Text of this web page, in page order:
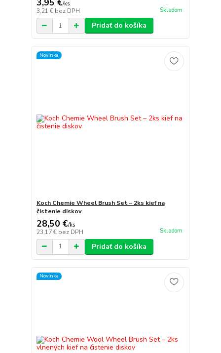
3,95 €/ks
3,21 € bez DPH Skladom
Pridať do košíka
Novinka
Koch Chemie Wheel Brush Set – 2ks kief na
čistenie diskov
28,50 €/ks
23,17 € bez DPH Skladom
Pridať do košíka
Novinka